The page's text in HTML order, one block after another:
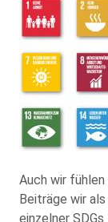
Auch wir
Beiträge wir
einzelner